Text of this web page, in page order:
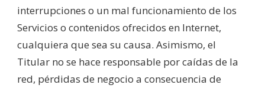
interrupciones o un mal funcionamiento de los
Servicios o contenidos ofrecidos en Internet,
cualquiera que sea su causa. Asimismo, el
Titular no se hace responsable por caídas de la
red, pérdidas de negocio a consecuencia de